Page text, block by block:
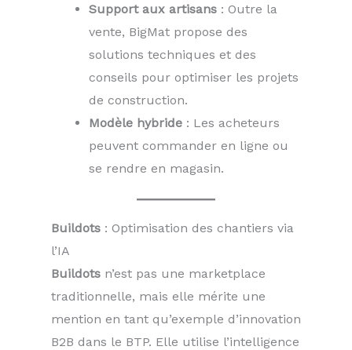
Support aux artisans : Outre la
vente, BigMat propose des
solutions techniques et des
conseils pour optimiser les projets
de construction.
Modèle hybride : Les acheteurs
peuvent commander en ligne ou
se rendre en magasin.
Buildots : Optimisation des chantiers via
l’IA
Buildots n’est pas une marketplace
traditionnelle, mais elle mérite une
mention en tant qu’exemple d’innovation
B2B dans le BTP. Elle utilise l’intelligence